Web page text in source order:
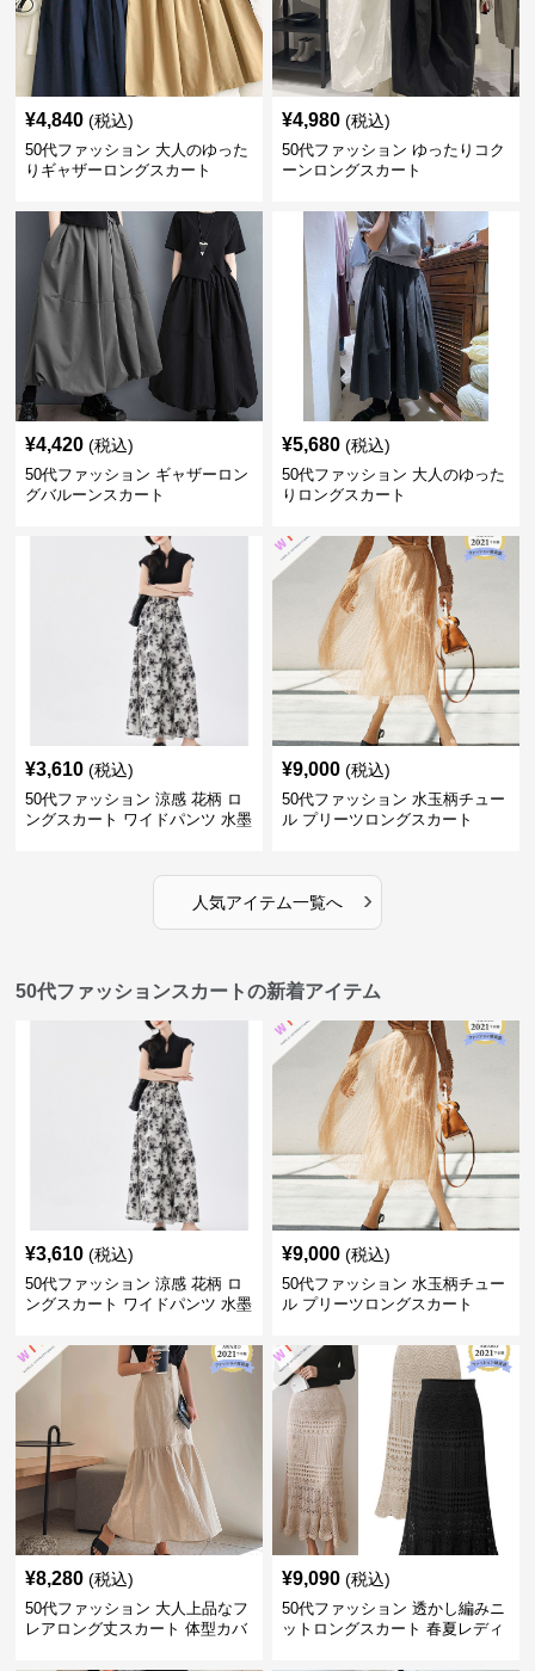
¥4,840 (税込)
50代ファッション 大人のゆった
りギャザーロングスカート
¥4,980 (税込)
50代ファッション ゆったりコク
ーンロングスカート
¥4,420 (税込)
50代ファッション ギャザーロン
グバルーンスカート
¥5,680 (税込)
50代ファッション 大人のゆった
りロングスカート
¥3,610 (税込)
50代ファッション 涼感 花柄 ロ
ングスカート ワイドパンツ 水墨
¥9,000 (税込)
50代ファッション 水玉柄チュー
ル プリーツロングスカート
人気アイテム一覧へ ›
50代ファッションスカートの新着アイテム
¥3,610 (税込)
50代ファッション 涼感 花柄 ロ
ングスカート ワイドパンツ 水墨
¥9,000 (税込)
50代ファッション 水玉柄チュー
ル プリーツロングスカート
¥8,280 (税込)
50代ファッション 大人上品なフ
レアロング丈スカート 体型カバ
¥9,090 (税込)
50代ファッション 透かし編みニ
ットロングスカート 春夏レディ